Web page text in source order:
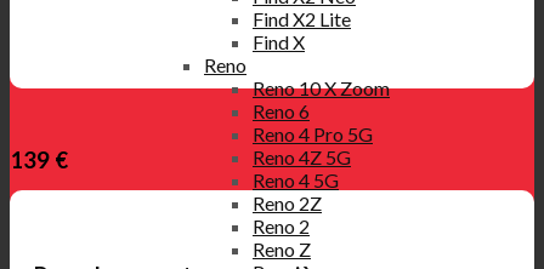
Find X2 Lite
Find X
Reno
Reno 10 X Zoom
Reno 6
Reno 4 Pro 5G
Reno 4Z 5G
Reno 4 5G
Reno 2Z
Reno 2
Reno Z
139 €